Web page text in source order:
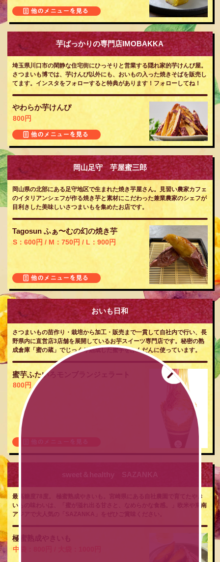
芋ばっかりの専門店IMOBAKKA
埼玉県川口市の閑静な住宅街にひっそりと営業する隠れ家的芋けんぴ屋。
さつまいも博では、芋けんぴ以外にも、おいもの入った焼きそばを販売し
てます。インスタをフォローすると特典があります！フォローしてね！
やわらか芋けんぴ
800円
岡山足守 芋屋蜜三郎
岡山県の北部にある足守地区で生まれた焼き芋屋さん。見習い農家カフェ
のイタリアンシェフが作る焼き芋と素材にこだわった兼業農家のシェフが
目利きした美味しいさつまいもを集めたお店です。
Tagosun ふぁ〜むの幻の焼き芋
S：600円 / M：750円 / L：900円
おいも日和
さつまいもの苗作り・栽培から加工・販売まで一貫して自社内で行い、長
野県内に直営店3店舗を展開しているお芋スイーツ専門店です。秘密の熟
成倉庫「蜜の蔵」でじっくり熟成した蜜芋をふんだんに使っています。
蜜芋ふたいろモンブランジェラート
800円
sweet＆healthy SAZANKA
最高糖度78度。 極蜜熟成やきいも。宮崎県にある自社農園で育てたやき
いもの味わいは、「蜜が溢れ出る甘さと、なめらかな食感。」欧米や東南
アジアで大人気の「SAZANKA」をぜひご賞味ください。
極蜜熟成やきいも
中袋：800円 / 大袋：1000円